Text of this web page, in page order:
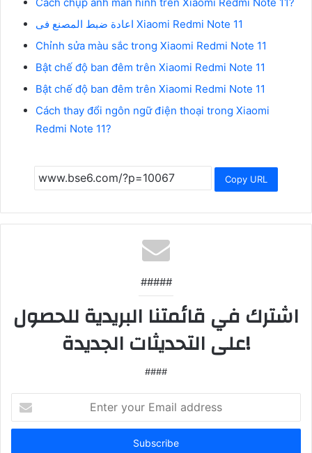
اعادة ضبط المصنع فى Xiaomi Redmi Note 11
Chỉnh sửa màu sắc trong Xiaomi Redmi Note 11
Bật chế độ ban đêm trên Xiaomi Redmi Note 11
Bật chế độ ban đêm trên Xiaomi Redmi Note 11
Cách thay đổi ngôn ngữ điện thoại trong Xiaomi
Redmi Note 11?
Copy URL
#####
اشترك في قائمتنا البريدية للحصول
على التحديثات الجديدة!
####
your
Email